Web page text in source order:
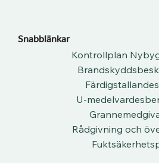
Snabblänkar
Kontrollplan
U-
Rådgivning och